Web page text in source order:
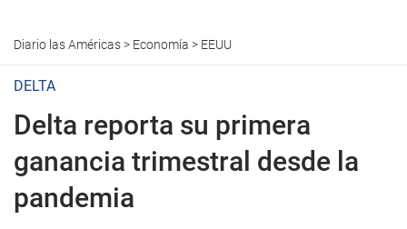
Diario las Américas> Economía > EEUU
DELTA
Delta reporta su primera
ganancia trimestral desde la
pandemia